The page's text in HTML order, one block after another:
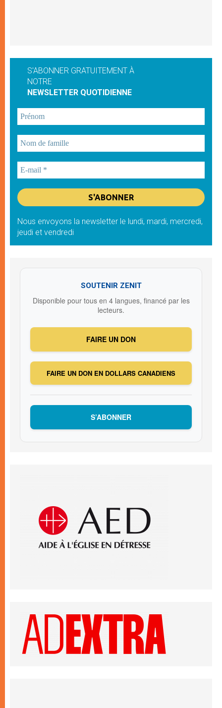
S'ABONNER GRATUITEMENT À
NOTRE
NEWSLETTER QUOTIDIENNE
Nous envoyons la newsletter le lundi, mardi, mercredi,
jeudi et vendredi
SOUTENIR ZENIT
Disponible pour tous en 4 langues, financé par les
lecteurs.
FAIRE UN DON
FAIRE UN DON EN DOLLARS CANADIENS
S’ABONNER